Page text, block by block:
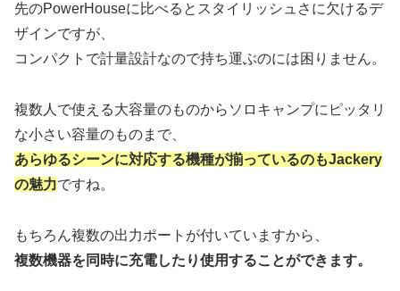
先のPowerHouseに比べるとスタイリッシュさに欠けるデ
ザインですが、
コンパクトで計量設計なので持ち運ぶのには困りません。
複数人で使える大容量のものからソロキャンプにピッタリ
な小さい容量のものまで、
あらゆるシーンに対応する機種が揃っているのもJackery
の魅力ですね。
もちろん複数の出力ポートが付いていますから、
複数機器を同時に充電したり使用することができます。